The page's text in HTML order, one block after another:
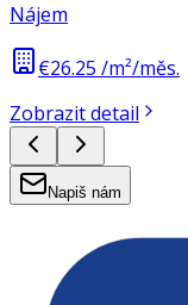
Nájem
€26.25 /m²/měs.
Zobrazit detail
Napiš nám